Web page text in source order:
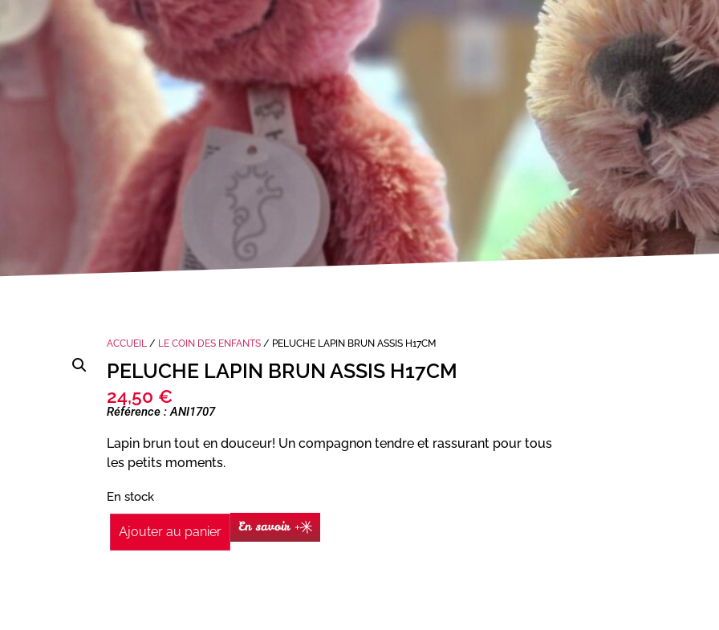
ACCUEIL / LE COIN DES ENFANTS/ PELUCHE LAPIN BRUN ASSIS H17CM
PELUCHE LAPIN BRUN ASSIS H17CM
24,50 €
Référence : ANI1707
Lapin brun tout en douceur! Un compagnon tendre et rassurant pour tous
les petits moments.
En stock
Ajouter au panier En savoir +